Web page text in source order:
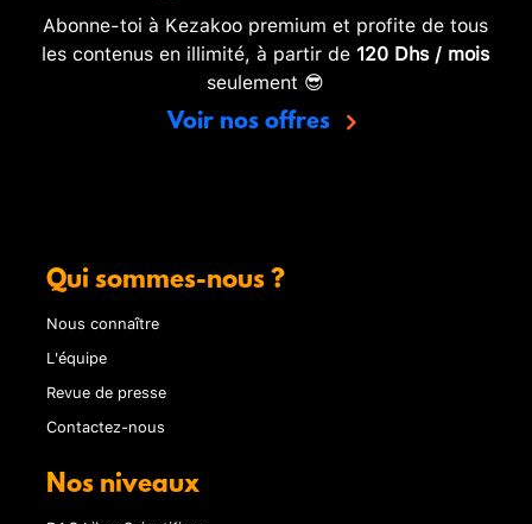
Abonne-toi à Kezakoo premium et profite de tous
les contenus en illimité, à partir de 120 Dhs / mois
seulement 😎
Voir nos offres
Qui sommes-nous ?
Nous connaître
L'équipe
Revue de presse
Contactez-nous
Nos niveaux